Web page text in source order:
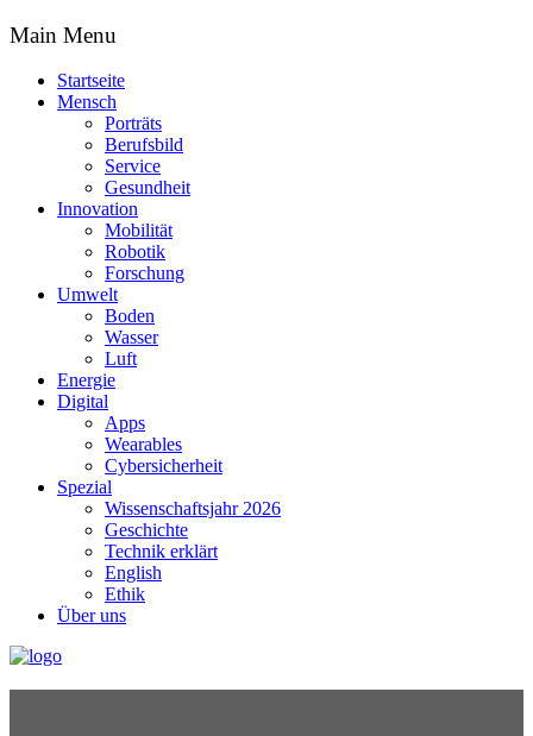
Main Menu
Startseite
Mensch
Porträts
Berufsbild
Service
Gesundheit
Innovation
Mobilität
Robotik
Forschung
Umwelt
Boden
Wasser
Luft
Energie
Digital
Apps
Wearables
Cybersicherheit
Spezial
Wissenschaftsjahr 2026
Geschichte
Technik erklärt
English
Ethik
Über uns